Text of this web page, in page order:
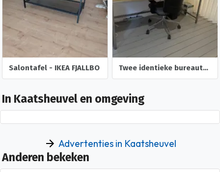
Salontafel - IKEA FJALLBO Twee identieke bureautafels hout/metaal
In Kaatsheuvel en omgeving
Advertenties in Kaatsheuvel
Anderen bekeken